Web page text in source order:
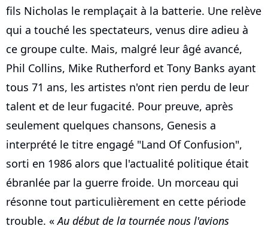
fils Nicholas le remplaçait à la batterie. Une relève
qui a touché les spectateurs, venus dire adieu à
ce groupe culte. Mais, malgré leur âgé avancé,
Phil Collins, Mike Rutherford et Tony Banks ayant
tous 71 ans, les artistes n'ont rien perdu de leur
talent et de leur fugacité. Pour preuve, après
seulement quelques chansons, Genesis a
interprété le titre engagé "Land Of Confusion",
sorti en 1986 alors que l'actualité politique était
ébranlée par la guerre froide. Un morceau qui
résonne tout particulièrement en cette période
trouble. «Au début de la tournée nous l'avions